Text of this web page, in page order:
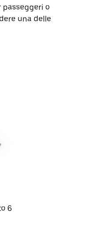
passeggeri o
una delle
6